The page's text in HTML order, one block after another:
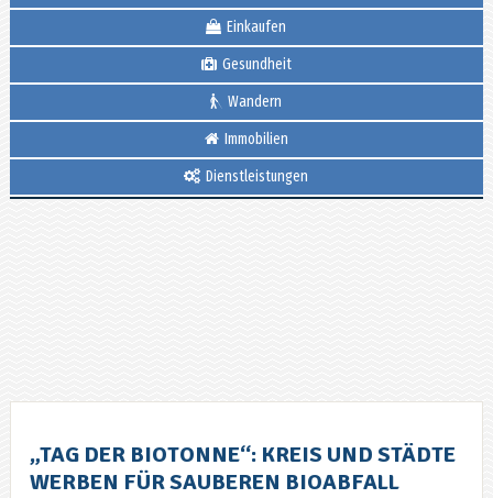
Einkaufen
Gesundheit
Wandern
Immobilien
Dienstleistungen
„TAG DER BIOTONNE“: KREIS UND STÄDTE
WERBEN FÜR SAUBEREN BIOABFALL